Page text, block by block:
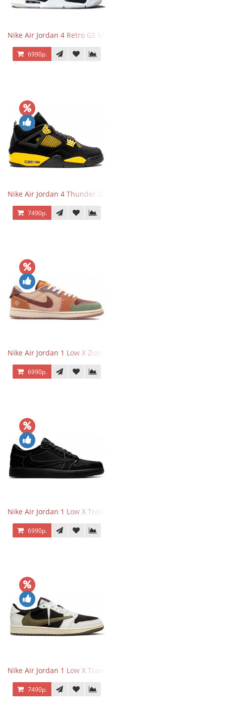
Nike Air Jordan 4 Retro GS Military Black
6990р.
Nike Air Jordan 4 Thunder 2023
7490р.
Nike Air Jordan 1 Low X Zion Williamson Voodoo
6990р.
Nike Air Jordan 1 Low X Travis Scott Black Phantom
6990р.
Nike Air Jordan 1 Low X Travis Scott Olive
7490р.